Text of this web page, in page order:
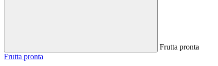
Frutta pronta
Frutta pronta